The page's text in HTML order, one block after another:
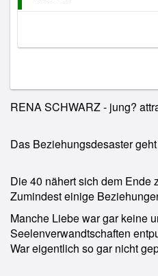
RENA SCHWARZ - jung?
Das Beziehungsdesaster
Die 40 nähert sich dem Ende
Zumindest einige
Manche Liebe war gar keine
Seelenverwandtschaften
War eigentlich so gar nicht